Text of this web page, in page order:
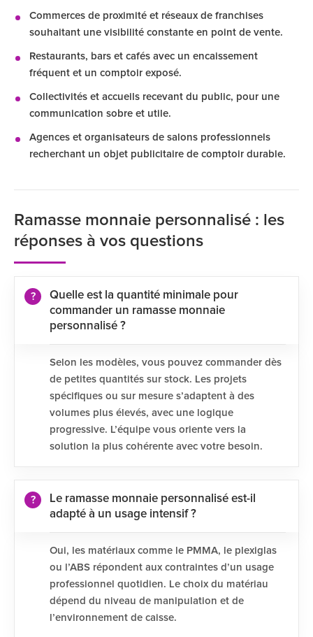
Commerces de proximité et réseaux de franchises
souhaitant une visibilité constante en point de vente.
Restaurants, bars et cafés avec un encaissement
fréquent et un comptoir exposé.
Collectivités et accueils recevant du public, pour une
communication sobre et utile.
Agences et organisateurs de salons professionnels
recherchant un objet publicitaire de comptoir durable.
Ramasse monnaie personnalisé : les
réponses à vos questions
Quelle est la quantité minimale pour
commander un ramasse monnaie
personnalisé ?
Selon les modèles, vous pouvez commander dès
de petites quantités sur stock. Les projets
spécifiques ou sur mesure s’adaptent à des
volumes plus élevés, avec une logique
progressive. L’équipe vous oriente vers la
solution la plus cohérente avec votre besoin.
Le ramasse monnaie personnalisé est-il
adapté à un usage intensif ?
Oui, les matériaux comme le PMMA, le plexiglas
ou l’ABS répondent aux contraintes d’un usage
professionnel quotidien. Le choix du matériau
dépend du niveau de manipulation et de
l’environnement de caisse.